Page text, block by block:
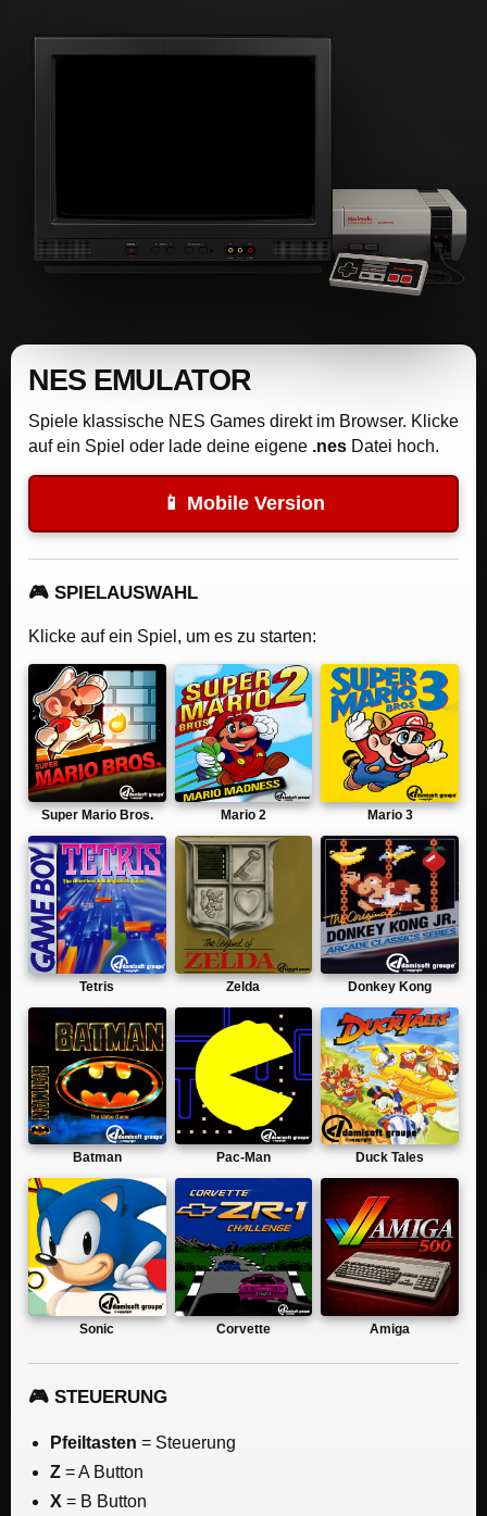
NES EMULATOR
Spiele klassische NES Games direkt im Browser. Klicke
auf ein Spiel oder lade deine eigene .nes Datei hoch.
📱 Mobile Version
🎮 SPIELAUSWAHL
Klicke auf ein Spiel, um es zu starten:
Super Mario Bros. Mario 2 Mario 3
Tetris Zelda Donkey Kong
Batman Pac-Man Duck Tales
Sonic Corvette Amiga
🎮 STEUERUNG
Pfeiltasten = Steuerung
Z = A Button
X = B Button